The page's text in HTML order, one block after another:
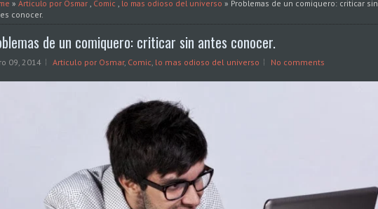
» Articulo por Osmar , Comic , lo mas odioso del universo » Problemas de un comiquero: criticar sin
conocer.
de un comiquero: criticar sin antes conocer.
09, 2014 Articulo por Osmar, Comic, lo mas odioso del universo No comments